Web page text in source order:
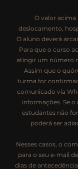
O valor
deslocamento,
O aluno deverá
Para que o curso
atingir um número
Assim que o
turma for
comunicado via
informações. Se
estudantes não
poderá ser
Nesses casos, o
para o seu e-mail
dias de